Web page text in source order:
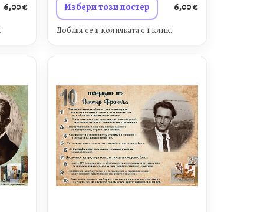
6,00€ Избери този постер 6,00€
Добавя се в количката с 1 клик.